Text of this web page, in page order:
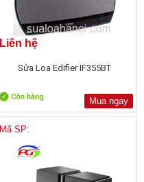
Liên hệ
Sửa Loa Edifier IF355BT
Mua ngay
Mã SP: